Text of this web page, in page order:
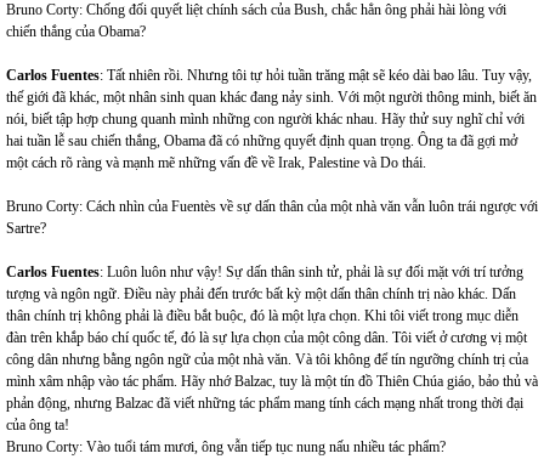
Bruno Corty: Chống đối quyết liệt chính sách của Bush, chắc hẳn ông phải hài lòng với
chiến thắng của Obama?
Carlos Fuentes: Tất nhiên rồi. Nhưng tôi tự hỏi tuần trăng mật sẽ kéo dài bao lâu. Tuy vậy,
thế giới đã khác, một nhân sinh quan khác đang nảy sinh. Với một người thông minh, biết ăn
nói, biết tập hợp chung quanh mình những con người khác nhau. Hãy thử suy nghĩ chỉ với
hai tuần lễ sau chiến thắng, Obama đã có những quyết định quan trọng. Ông ta đã gợi mở
một cách rõ ràng và mạnh mẽ những vấn đề về Irak, Palestine và Do thái.
Bruno Corty: Cách nhìn của Fuentès về sự dấn thân của một nhà văn vẫn luôn trái ngược với
Sartre?
Carlos Fuentes: Luôn luôn như vậy! Sự dấn thân sinh tử, phải là sự đối mặt với trí tưởng
tượng và ngôn ngữ. Điều này phải đến trước bất kỳ một dấn thân chính trị nào khác. Dấn
thân chính trị không phải là điều bắt buộc, đó là một lựa chọn. Khi tôi viết trong mục diễn
đàn trên khắp báo chí quốc tế, đó là sự lựa chọn của một công dân. Tôi viết ở cương vị một
công dân nhưng bằng ngôn ngữ của một nhà văn. Và tôi không để tín ngưỡng chính trị của
mình xâm nhập vào tác phẩm. Hãy nhớ Balzac, tuy là một tín đồ Thiên Chúa giáo, bảo thủ và
phản động, nhưng Balzac đã viết những tác phẩm mang tính cách mạng nhất trong thời đại
của ông ta!
Bruno Corty: Vào tuổi tám mươi, ông vẫn tiếp tục nung nấu nhiều tác phẩm?